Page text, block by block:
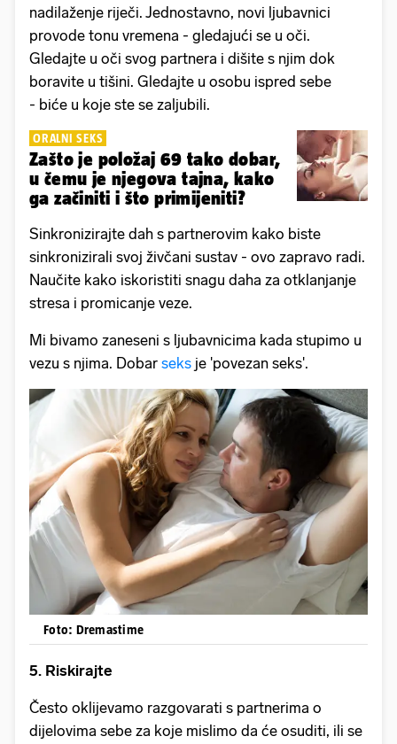
nadilaženje riječi. Jednostavno, novi ljubavnici
provode tonu vremena - gledajući se u oči.
Gledajte u oči svog partnera i dišite s njim dok
boravite u tišini. Gledajte u osobu ispred sebe
- biće u koje ste se zaljubili.
ORALNI SEKS
Zašto je položaj 69 tako dobar,
u čemu je njegova tajna, kako
ga začiniti i što primijeniti?
Sinkronizirajte dah s partnerovim kako biste
sinkronizirali svoj živčani sustav - ovo zapravo radi.
Naučite kako iskoristiti snagu daha za otklanjanje
stresa i promicanje veze.
Mi bivamo zaneseni s ljubavnicima kada stupimo u
vezu s njima. Dobar seks je 'povezan seks'.
Foto: Dremastime
5. Riskirajte
Često oklijevamo razgovarati s partnerima o
dijelovima sebe za koje mislimo da će osuditi, ili se